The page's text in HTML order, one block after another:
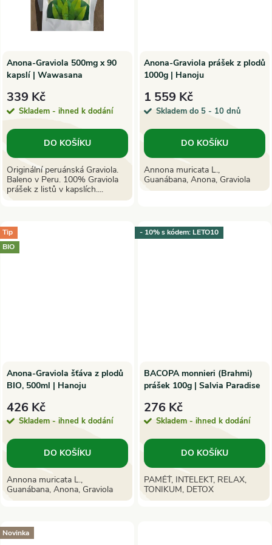
Anona-Graviola 500mg x 90
kapslí | Wawasana
339 Kč
Skladem - ihned k dodání
DO KOŠÍKU
Originální peruánská Graviola.
Baleno v Peru. 100% Graviola
prášek z listů v kapslích....
Anona-Graviola prášek z plodů
1000g | Hanoju
1 559 Kč
Skladem do 5 - 10 dnů
DO KOŠÍKU
Annona muricata L.,
Guanábana, Anona, Graviola
Tip
BIO
Anona-Graviola šťáva z plodů
BIO, 500ml | Hanoju
426 Kč
Skladem - ihned k dodání
DO KOŠÍKU
Annona muricata L.,
Guanábana, Anona, Graviola
- 10% s kódem: LETO10
BACOPA monnieri (Brahmi)
prášek 100g | Salvia Paradise
276 Kč
Skladem - ihned k dodání
DO KOŠÍKU
PAMĚŤ, INTELEKT, RELAX,
TONIKUM, DETOX
Novinka